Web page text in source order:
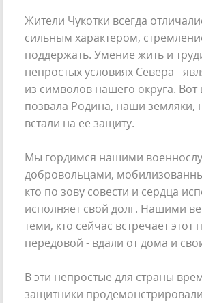
Жители Чукотки всегда
сильным характером,
поддержать. Умение жить и
непростых условиях Севера -
из символов нашего округа. Вот
позвала Родина, наши земляки,
встали на ее защиту.
Мы гордимся нашими
добровольцами,
кто по зову совести и сердца
исполняет свой долг. Нашими
теми, кто сейчас встречает этот
передовой - вдали от дома и
В эти непростые для страны
защитники